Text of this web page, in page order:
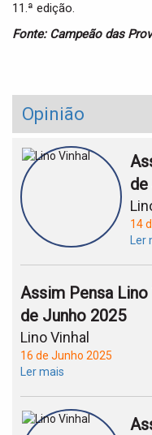
11.ª edição.
Fonte: Campeão das
Opinião
14
Ler
Assim Pensa
de Junho 2025
Lino Vinhal
16 de Junho 2025
Ler mais